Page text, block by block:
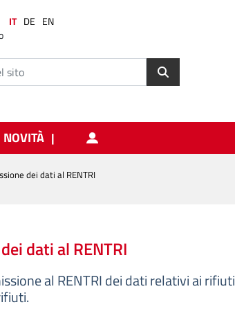
IT DE EN
NOVITÀ
dei dati al RENTRI
dati al RENTRI
al RENTRI dei dati relativi ai rifiuti